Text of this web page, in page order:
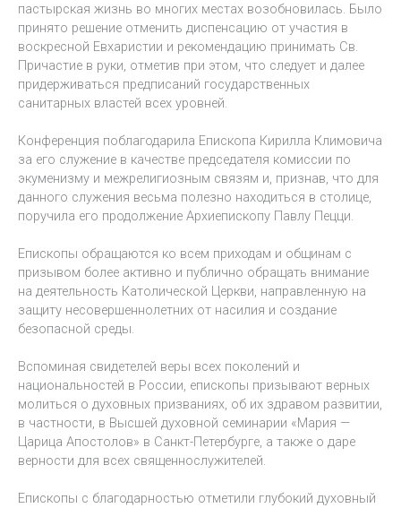
пастырская жизнь во многих местах возобновилась. Было
принято решение отменить диспенсацию от участия в
воскресной Евхаристии и рекомендацию принимать Св.
Причастие в руки, отметив при этом, что следует и далее
придерживаться предписаний государственных
санитарных властей всех уровней.
Конференция поблагодарила Епископа Кирилла Климовича
за его служение в качестве председателя комиссии по
экуменизму и межрелигиозным связям и, признав, что для
данного служения весьма полезно находиться в столице,
поручила его продолжение Архиепископу Павлу Пецци.
Епископы обращаются ко всем приходам и общинам с
призывом более активно и публично обращать внимание
на деятельность Католической Церкви, направленную на
защиту несовершеннолетних от насилия и создание
безопасной среды.
Вспоминая свидетелей веры всех поколений и
национальностей в России, епископы призывают верных
молиться о духовных призваниях, об их здравом развитии,
в частности, в Высшей духовной семинарии «Мария —
Царица Апостолов» в Санкт-Петербурге, а также о даре
верности для всех священнослужителей.
Епископы с благодарностью отметили глубокий духовный